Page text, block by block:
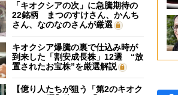
「キオクシアの次」に急騰期待の
22銘柄 まつのすけさん、かんち
さん、なのなのさんが厳選
キオクシア爆騰の裏で仕込み時が
到来した「割安成長株」12選 “放
置されたお宝株”を厳選解説
【億り人たちが狙う「第2のキオク